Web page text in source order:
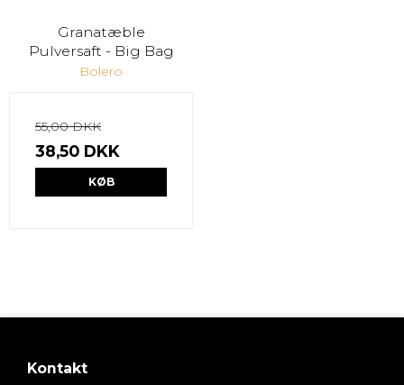
Granatæble
Pulversaft - Big Bag
Bolero
55,00 DKK
38,50 DKK
KØB
Kontakt